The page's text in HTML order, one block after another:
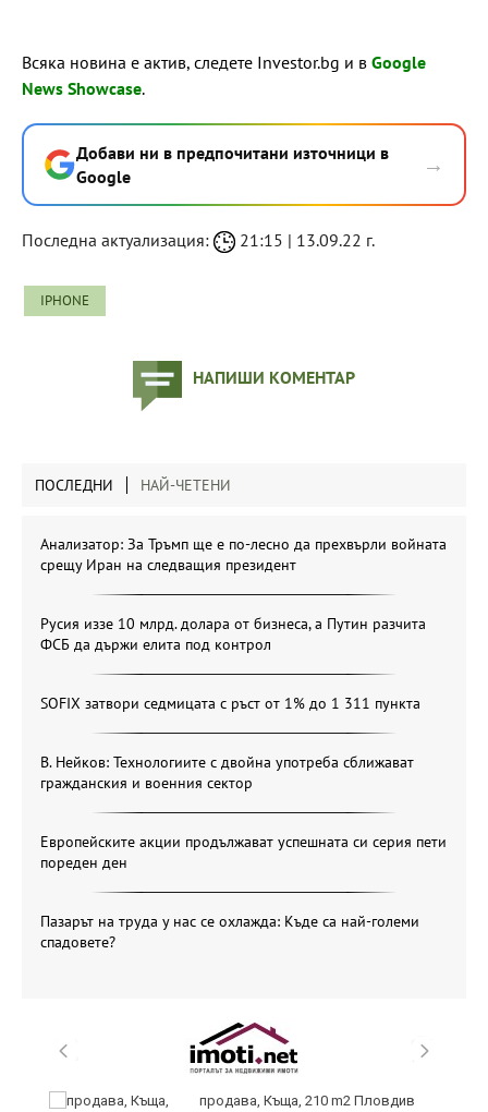
Всяка новина е актив, следете Investor.bg и в Google
News Showcase.
Добави ни в предпочитани източници в
Google
→
Последна актуализация: 21:15 | 13.09.22 г.
IPHONE
НАПИШИ КОМЕНТАР
ПОСЛЕДНИ НАЙ-ЧЕТЕНИ
Анализатор: За Тръмп ще е по-лесно да прехвърли войната
срещу Иран на следващия президент
Русия иззе 10 млрд. долара от бизнеса, а Путин разчита
ФСБ да държи елита под контрол
SOFIX затвори седмицата с ръст от 1% до 1 311 пункта
В. Нейков: Технологиите с двойна употреба сближават
гражданския и военния сектор
Европейските акции продължават успешната си серия пети
пореден ден
Пазарът на труда у нас се охлажда: Къде са най-големи
спадовете?
продава, Къща, 210 m2 Пловдив